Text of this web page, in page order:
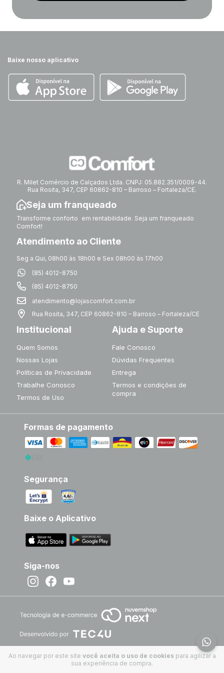
Ao navegar por este site você aceita o uso de cookiespara agilizar a
sua experiência de compra.
Baixe nosso aplicativo
R. Milet Comércio de Calçados Ltda. CNPJ: 05.882.351/0009-44.
Rua Rosita, 347, CEP 60862-810 – Barroso – Fortaleza/CE.
Seja um franqueado
Transforme conforto em rentabilidade. Seja um franqueado
Comfort!
Atendimento ao Cliente
Seg a Qui, 08h00 às 18h00 e Sex 08h00 às 17h00
(85) 4012-8750
(85) 4012-8750
atendimento@lojascomfort.com.br
Rua Rosita, 347, CEP 60862-810 – Barroso – Fortaleza/CE
Institucional
Quem Somos
Nossas Lojas
Políticas de Privacidade
Trabalhe Conosco
Termos de Uso
Ajuda e Suporte
Fale Conosco
Dúvidas Frequentes
Entrega
Termos e condições de
compra
Formas de pagamento
Segurança
Baixe o Aplicativo
Siga-nos